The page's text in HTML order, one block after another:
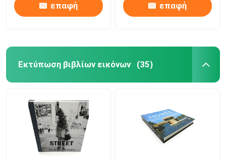
επαφή επαφή
Εκτύπωση βιβλίων εικόνων (35)